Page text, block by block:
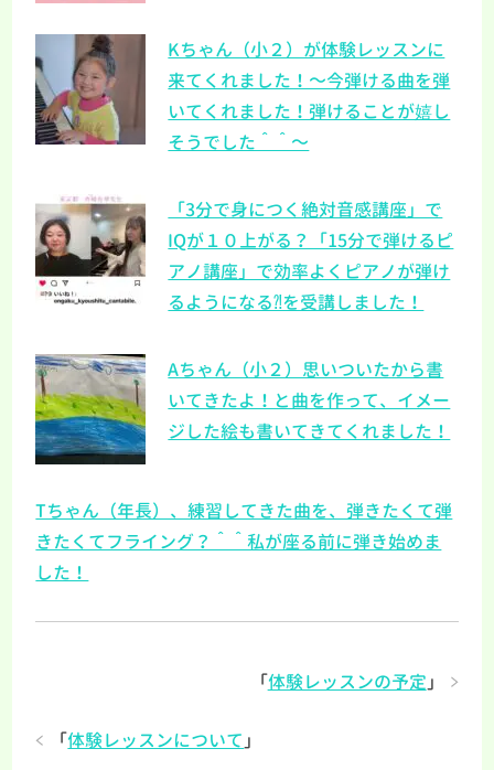
Kちゃん（小２）が体験レッスンに
来てくれました！～今弾ける曲を弾
いてくれました！弾けることが嬉し
そうでした＾＾～
「3分で身につく絶対音感講座」で
IQが１０上がる？「15分で弾けるピ
アノ講座」で効率よくピアノが弾け
るようになる⁈を受講しました！
Aちゃん（小２）思いついたから書
いてきたよ！と曲を作って、イメー
ジした絵も書いてきてくれました！
Tちゃん（年長）、練習してきた曲を、弾きたくて弾
きたくてフライング？＾＾私が座る前に弾き始めま
した！
「体験レッスンの予定 」
「体験レッスンについて 」